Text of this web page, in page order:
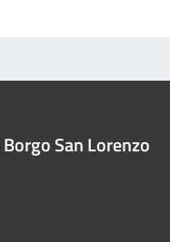
San Lorenzo